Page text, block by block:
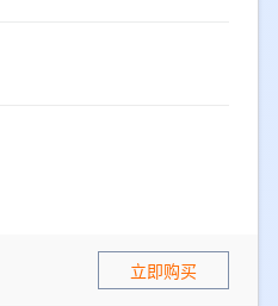
立即购买